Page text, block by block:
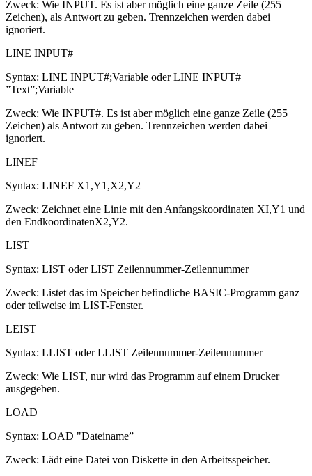
Zweck: Wie INPUT. Es ist aber möglich eine ganze Zeile (255
Zeichen), als Antwort zu geben. Trennzeichen werden dabei
ignoriert.
LINE INPUT#
Syntax: LINE INPUT#;Variable oder LINE INPUT#
”Text”;Variable
Zweck: Wie INPUT#. Es ist aber möglich eine ganze Zeile (255
Zeichen) als Antwort zu geben. Trennzeichen werden dabei
ignoriert.
LINEF
Syntax: LINEF X1,Y1,X2,Y2
Zweck: Zeichnet eine Linie mit den Anfangskoordinaten XI,Y1 und
den EndkoordinatenX2,Y2.
LIST
Syntax: LIST oder LIST Zeilennummer-Zeilennummer
Zweck: Listet das im Speicher befindliche BASIC-Programm ganz
oder teilweise im LIST-Fenster.
LEIST
Syntax: LLIST oder LLIST Zeilennummer-Zeilennummer
Zweck: Wie LIST, nur wird das Programm auf einem Drucker
ausgegeben.
LOAD
Syntax: LOAD "Dateiname”
Zweck: Lädt eine Datei von Diskette in den Arbeitsspeicher.